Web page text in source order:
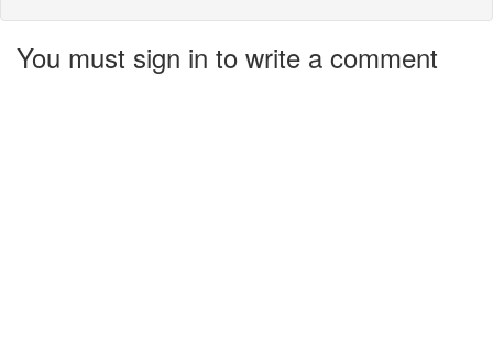
You must sign in to write a comment